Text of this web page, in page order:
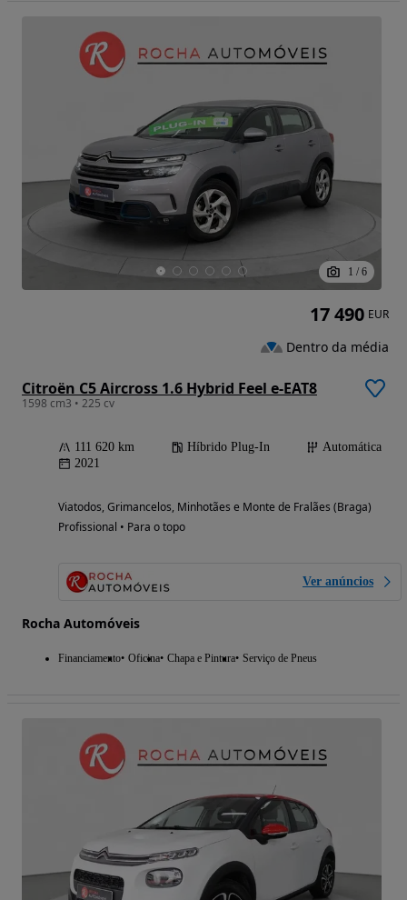
1 / 6
Citroën C5 Aircross 1.6 Hybrid Feel e-EAT8
1598 cm3 • 225 cv
111 620 km Híbrido Plug-In
Automática
2021
Viatodos, Grimancelos, Minhotães e Monte de Fralães (Braga)
Profissional • Para o topo
Ver anúncios
Rocha Automóveis
Financiamento Oficina Chapa e Pintura Serviço de Pneus
17 490 EUR
Dentro da média